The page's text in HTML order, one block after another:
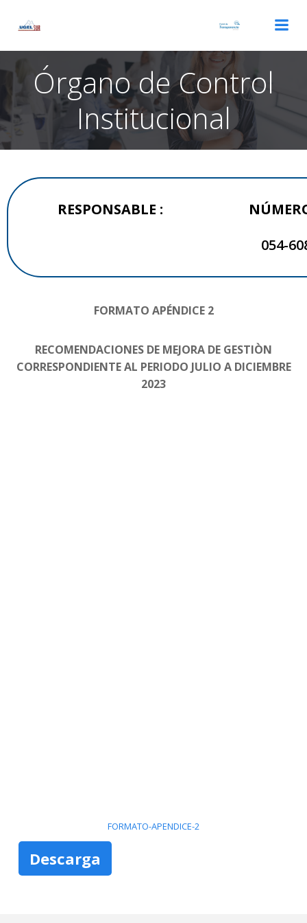
Órgano de Control
Institucional
RESPONSABLE :
054-
FORMATO APÉNDICE 2
RECOMENDACIONES DE MEJORA DE GESTIÒN
CORRESPONDIENTE AL PERIODO JULIO A DICIEMBRE
2023
FORMATO-APENDICE-2
Descarga